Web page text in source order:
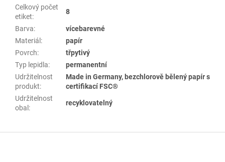
Celkový počet
etiket:
8
Barva:
vícebarevné
Materiál :
papír
Povrch:
třpytivý
Typ lepidla:
permanentní
Udržitelnost
produkt:
Made in Germany, bezchlorově bělený papír s
certifikací FSC®
Udržitelnost
obal :
recyklovatelný